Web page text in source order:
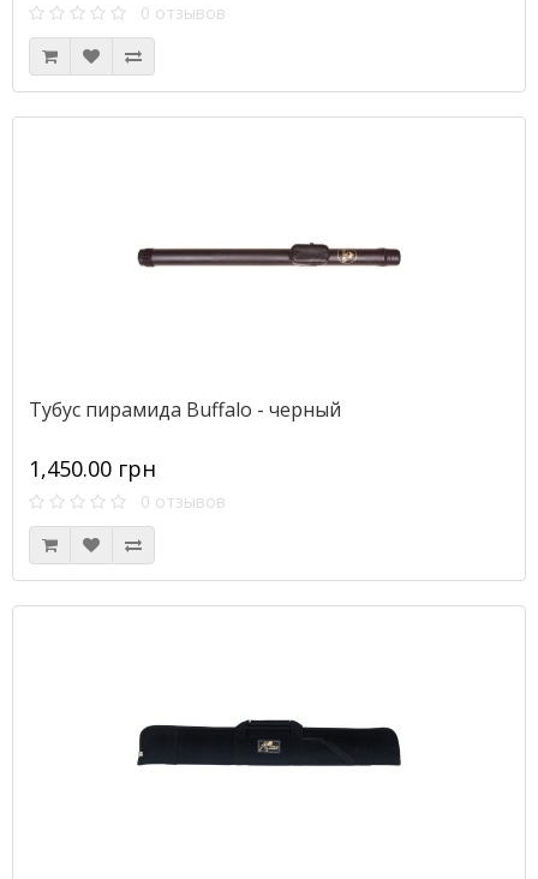
0 отзывов
Тубус пирамида Buffalo - черный
1,450.00 грн
0 отзывов